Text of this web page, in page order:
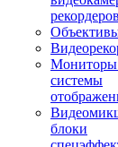
рекордеров
системы
блоки